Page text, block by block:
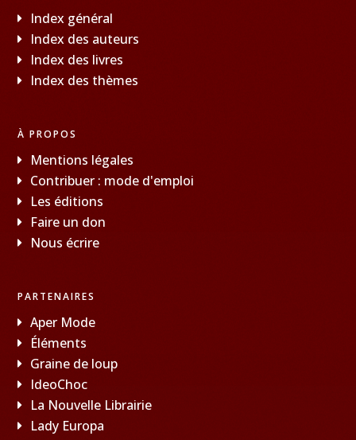
Index général
Index des auteurs
Index des livres
Index des thèmes
À PROPOS
Mentions légales
Contribuer : mode d'emploi
Les éditions
Faire un don
Nous écrire
PARTENAIRES
Aper Mode
Éléments
Graine de loup
IdeoChoc
La Nouvelle Librairie
Lady Europa